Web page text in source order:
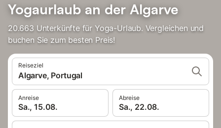
Yogaurlaub an der Algarve
20.663 Unterkünfte für Yoga-Urlaub. Vergleichen und
buchen Sie zum besten Preis!
Reiseziel
Algarve, Portugal
Anreise
Sa., 15.08.
Abreise
Sa., 22.08.